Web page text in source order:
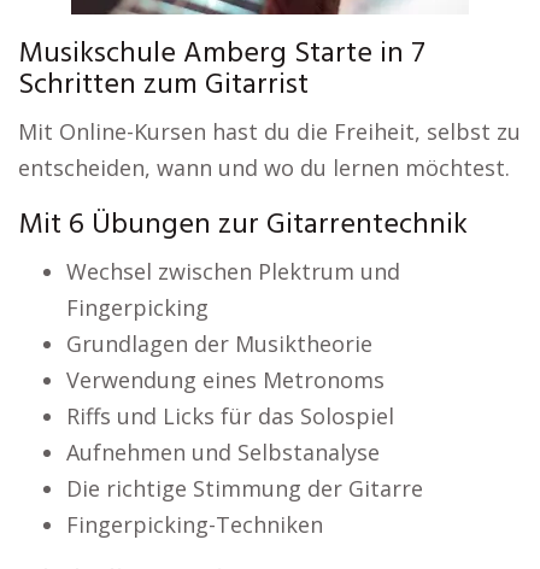
Musikschule Amberg Starte in 7
Schritten zum Gitarrist
Mit Online-Kursen hast du die Freiheit, selbst zu
entscheiden, wann und wo du lernen möchtest.
Mit 6 Übungen zur Gitarrentechnik
Wechsel zwischen Plektrum und
Fingerpicking
Grundlagen der Musiktheorie
Verwendung eines Metronoms
Riffs und Licks für das Solospiel
Aufnehmen und Selbstanalyse
Die richtige Stimmung der Gitarre
Fingerpicking-Techniken